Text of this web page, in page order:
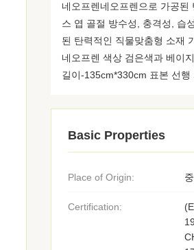
네오프렌네오프렌으로 가공
스 엽 골절 방수성, 충격성, 습
된 탄력적인 직물맞춤형 소재
네오프렌 색상 검은색과 베이
길이-135cm*330cm 표본 선
Basic Properties
Place of Origin:
Certification: